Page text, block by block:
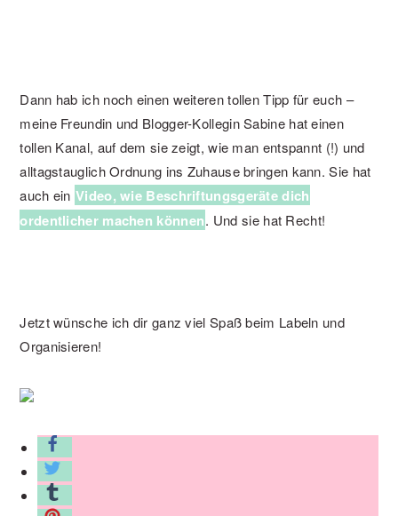
Dann hab ich noch einen weiteren tollen Tipp für euch –
meine Freundin und Blogger-Kollegin Sabine hat einen
tollen Kanal, auf dem sie zeigt, wie man entspannt (!) und
alltagstauglich Ordnung ins Zuhause bringen kann. Sie hat
auch ein Video, wie Beschriftungsgeräte dich
ordentlicher machen können. Und sie hat Recht!
Jetzt wünsche ich dir ganz viel Spaß beim Labeln und
Organisieren!